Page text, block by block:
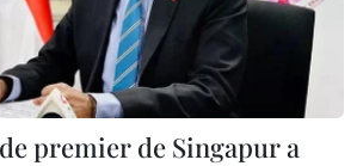
premier de Singapur a